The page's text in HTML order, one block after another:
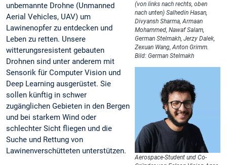
(von links nach rechts, oben
nach unten) Salhedin Hasan,
Divyansh Sharma, Armaan
Mohammed, Nawaf Salam,
German Stelmakh, Jerzy Dalek,
Zexuan Wang, Anton Grimm.
Bild: German Stelmakh
Aerospace-Student und Co-
unbemannte Drohne (Unmanned
Aerial Vehicles, UAV) um
Lawinenopfer zu entdecken und
Leben zu retten. Unsere
witterungsresistent gebauten
Drohnen sind unter anderem mit
Sensorik für Computer Vision und
Deep Learning ausgerüstet. Sie
sollen künftig in schwer
zugänglichen Gebieten in den Bergen
und bei starkem Wind oder
schlechter Sicht fliegen und die
Suche und Rettung von
Lawinenverschütteten unterstützen.